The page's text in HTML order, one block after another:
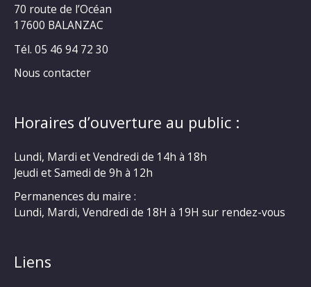
70 route de l’Océan
17600 BALANZAC
Tél. 05 46 94 72 30
Nous contacter
Horaires d’ouverture au public :
Lundi, Mardi et Vendredi de 14h à 18h
Jeudi et Samedi de 9h à 12h
Permanences du maire :
Lundi, Mardi, Vendredi de 18H à 19H sur rendez-vous
Liens